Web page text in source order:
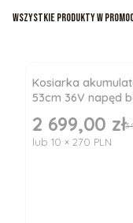
Wszystkie produkty w
Kosiarka
53cm 36V napęd
Cena
2 699,00 zł3
lub 10 × 270 PLN